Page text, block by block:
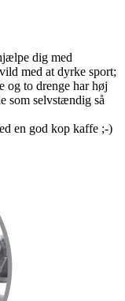
dig med
med at dyrke sport;
og to drenge har høj
som selvstændig så
en god kop kaffe ;-)